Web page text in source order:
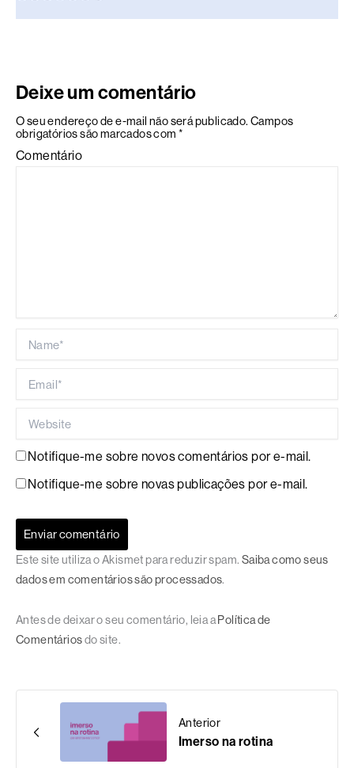
Deixe um comentário
O seu endereço de e-mail não será publicado. Campos
obrigatórios são marcados com *
Comentário
Notifique-me sobre novos comentários por e-mail.
Notifique-me sobre novas publicações por e-mail.
Este site utiliza o Akismet para reduzir spam. Saiba como seus
dados em comentários são processados.
Antes de deixar o seu comentário, leia a Política de
Comentáriosdo site.
Anterior
Imerso na rotina